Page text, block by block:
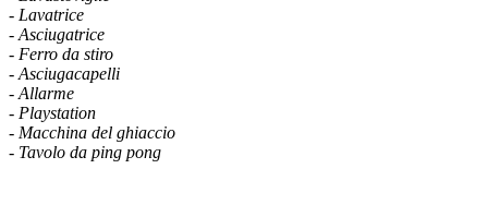
- Lavatrice
- Asciugatrice
- Ferro da stiro
- Asciugacapelli
- Allarme
- Playstation
- Macchina del ghiaccio
- Tavolo da ping pong